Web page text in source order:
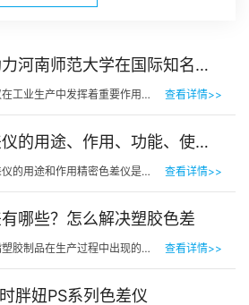
三恩时助力河南师范大学在国际知名期刊《Aquaculture》发表研究成果
三恩时，不仅在工业生产中发挥着重要作用，在科研领域也能做出重要贡献。这次是河南师范大学研究团队的黄河… 查看详情>>
精密色差仪的用途、作用、功能、使用方法及工作原理
一、精密色差仪的用途和作用精密色差仪是一种用于测量物体表面颜色差异的高精度仪器。它在多个领域都有着广… 查看详情>>
哪些？怎么解决塑胶色差
塑胶色差是指塑胶制品在生产过程中出现的颜色不一致现象。塑胶色差的存在不仅影响产品的美观性，还可能影响… 查看详情>>
胖妞PS系列色差仪